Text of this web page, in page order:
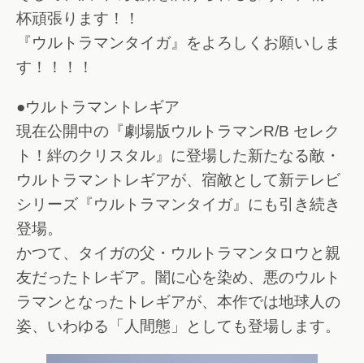
杯頑張ります！！
『ウルトラマンタイガ』をよろしくお願いしま
す！！！！
●ウルトラマントレギア
現在公開中の『劇場版ウルトラマンR/B セレク
ト！絆のクリスタル』に登場した新たなる敵・
ウルトラマントレギアが、宿敵として新テレビ
シリーズ『ウルトラマンタイガ』にも引き続き
登場。
かつて、タイガの父・ウルトラマンタロウと親
友だったトレギア。闇に心を染め、悪のウルト
ラマンとなったトレギアが、本作では地球人の
姿、いわゆる「人間態」としても登場します。